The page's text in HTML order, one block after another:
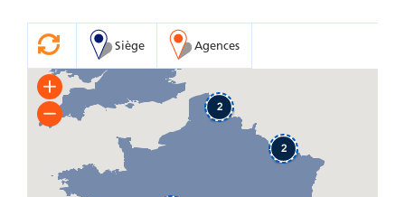
Siège Agences
2
2